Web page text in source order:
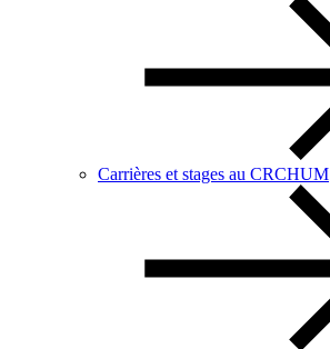
Carrières et stages au CRCHUM